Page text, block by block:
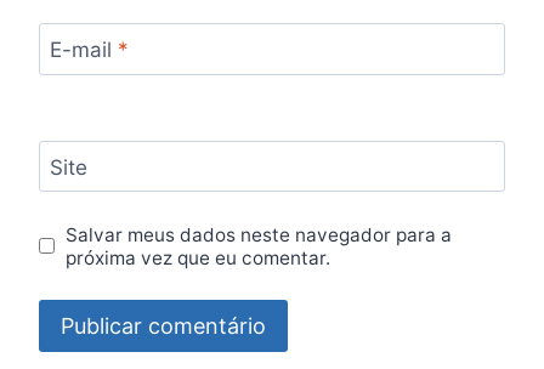
E-mail *
Site
Salvar meus dados neste navegador para a
próxima vez que eu comentar.